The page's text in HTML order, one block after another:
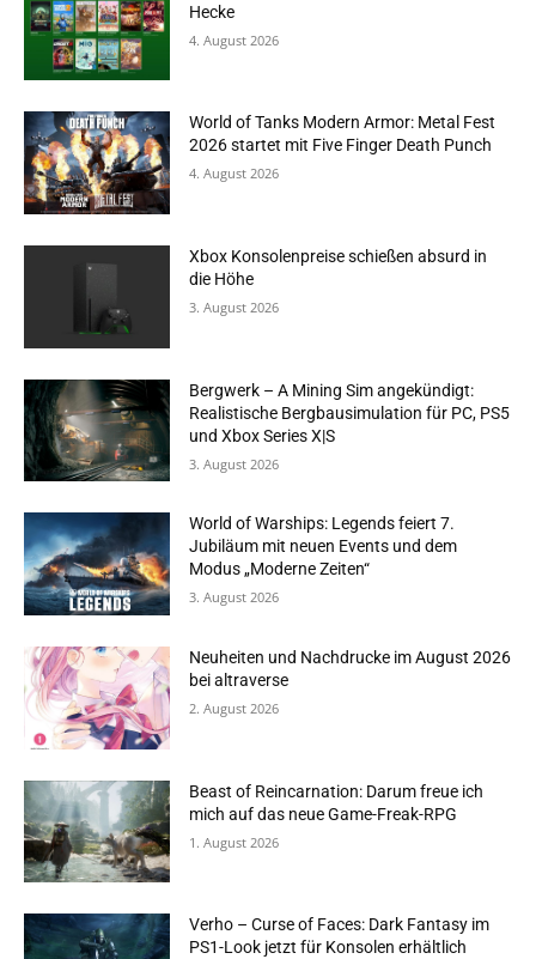
Hecke
4. August 2026
World of Tanks Modern Armor: Metal Fest
2026 startet mit Five Finger Death Punch
4. August 2026
Xbox Konsolenpreise schießen absurd in
die Höhe
3. August 2026
Bergwerk – A Mining Sim angekündigt:
Realistische Bergbausimulation für PC, PS5
und Xbox Series X|S
3. August 2026
World of Warships: Legends feiert 7.
Jubiläum mit neuen Events und dem
Modus „Moderne Zeiten“
3. August 2026
Neuheiten und Nachdrucke im August 2026
bei altraverse
2. August 2026
Beast of Reincarnation: Darum freue ich
mich auf das neue Game-Freak-RPG
1. August 2026
Verho – Curse of Faces: Dark Fantasy im
PS1-Look jetzt für Konsolen erhältlich